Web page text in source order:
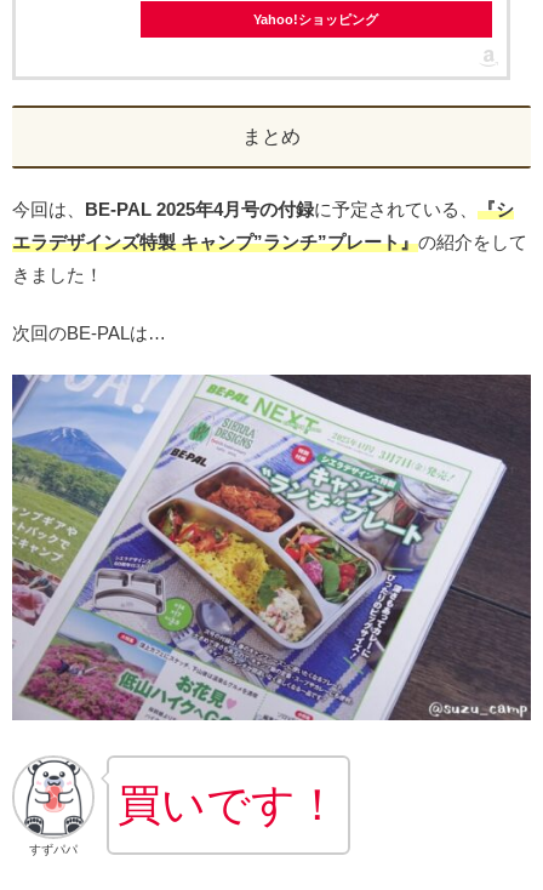
Yahoo!ショッピング
まとめ
今回は、 BE-PAL 2025年4月号の付録に予定されている、 『シ
エラデザインズ特製 キャンプ”ランチ”プレート』の紹介をして
きました！
次回のBE-PALは…
すずパパ
買いです！